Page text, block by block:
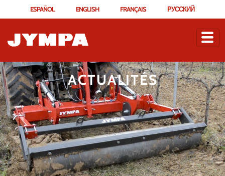
ESPAÑOL ENGLISH FRANÇAIS РУССКИЙ
ACTUALITÉS